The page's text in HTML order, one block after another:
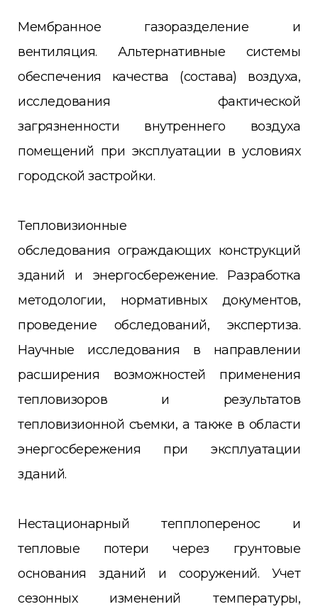
Мембранное газоразделение и
вентиляция. Альтернативные системы
обеспечения качества (состава) воздуха,
исследования фактической
загрязненности внутреннего воздуха
помещений при эксплуатации в условиях
городской застройки.
Тепловизионные
обследования ограждающих конструкций
зданий и энергосбережение. Разработка
методологии, нормативных документов,
проведение обследований, экспертиза.
Научные исследования в направлении
расширения возможностей применения
тепловизоров и результатов
тепловизионной съемки, а также в области
энергосбережения при эксплуатации
зданий.
Нестационарный тепплоперенос и
тепловые потери через грунтовые
основания зданий и сооружений. Учет
сезонных изменений температуры,